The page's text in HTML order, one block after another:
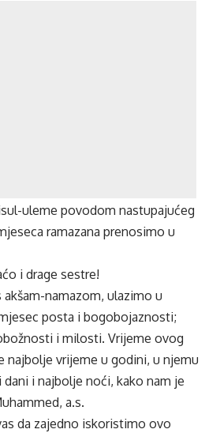
uleme povodom nastupajućeg
ramazana prenosimo u
i drage sestre!
akšam-namazom, ulazimo u
posta i bogobojaznosti;
i milosti. Vrijeme ovog
najbolje vrijeme u godini, u njemu
dani i najbolje noći, kako nam je
a.s.
da zajedno iskoristimo ovo